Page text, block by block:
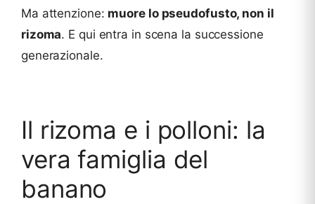
Ma attenzione: muore lo pseudofusto, non il
rizoma. E qui entra in scena la successione
generazionale.
Il rizoma e i polloni: la
vera famiglia del
banano